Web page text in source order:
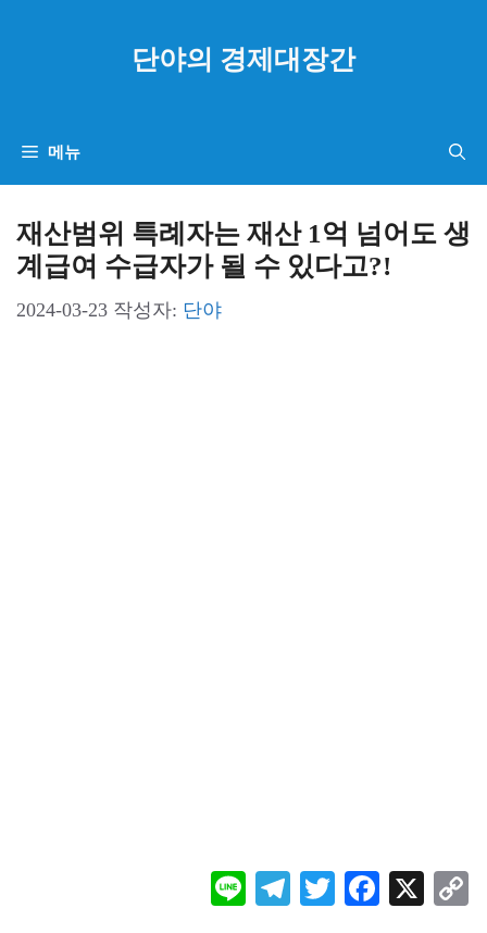
기
단야의 경제대장간
메뉴
재산범위 특례자는 재산 1억 넘어도 생
계급여 수급자가 될 수 있다고?!
2024-03-23 작성자: 단야
Li
Te
T
F
X